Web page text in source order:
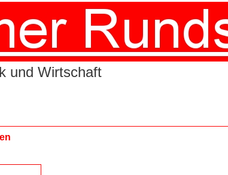
und Wirtschaft